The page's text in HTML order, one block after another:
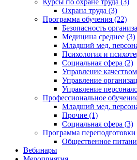
Курсы по охране труда (3)
Охрана труда (3)
Программа обучения (22)
Безопасность
Медицина среднее (3)
Младший мед.
Психология и
Социальная сфера (2)
Управление
Управление
Управление
Профессиональное
Младший мед.
Прочие (1)
Социальная сфера (3)
Программа
Общественное
Вебинары